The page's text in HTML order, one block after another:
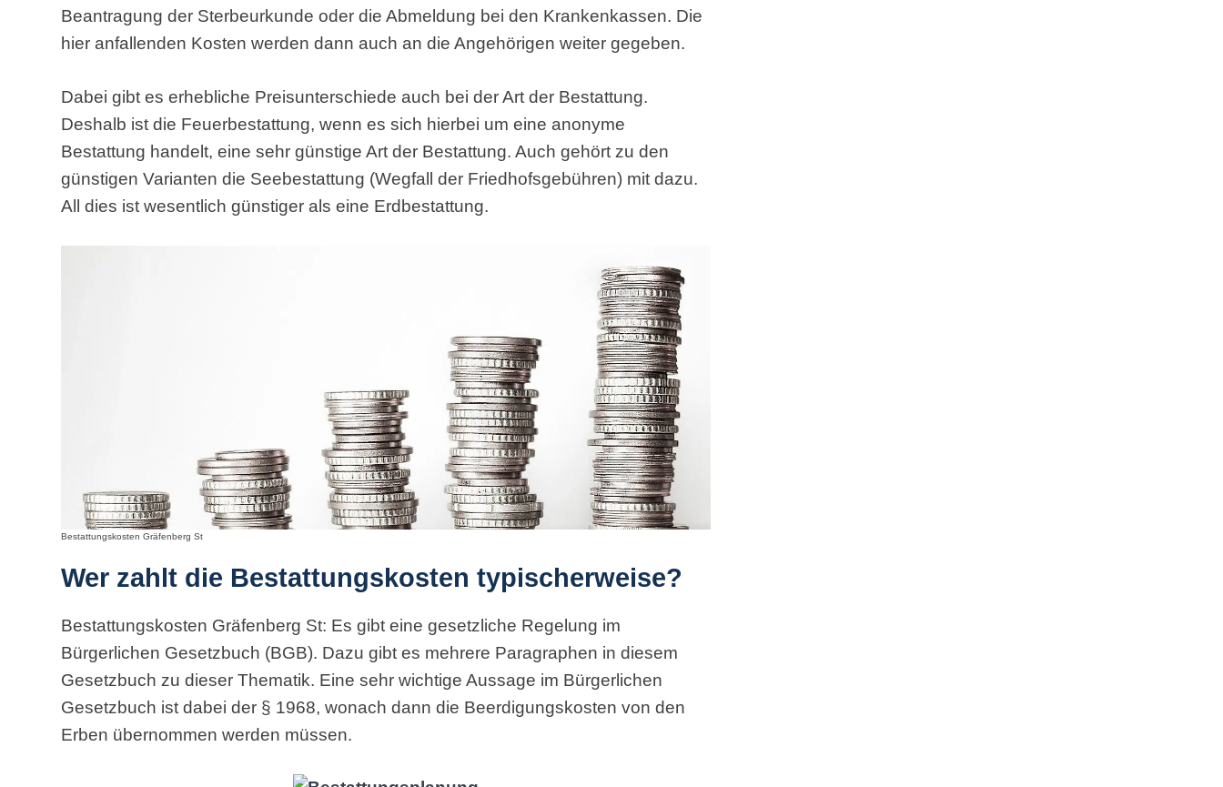
Beantragung der Sterbeurkunde oder die Abmeldung bei den Krankenkassen. Die
hier anfallenden Kosten werden dann auch an die Angehörigen weiter gegeben.
Dabei gibt es erhebliche Preisunterschiede auch bei der Art der Bestattung.
Deshalb ist die Feuerbestattung, wenn es sich hierbei um eine anonyme
Bestattung handelt, eine sehr günstige Art der Bestattung. Auch gehört zu den
günstigen Varianten die Seebestattung (Wegfall der Friedhofsgebühren) mit dazu.
All dies ist wesentlich günstiger als eine Erdbestattung.
Bestattungskosten Gräfenberg St
Wer zahlt die Bestattungskosten typischerweise?
Bestattungskosten Gräfenberg St: Es gibt eine gesetzliche Regelung im
Bürgerlichen Gesetzbuch (BGB). Dazu gibt es mehrere Paragraphen in diesem
Gesetzbuch zu dieser Thematik. Eine sehr wichtige Aussage im Bürgerlichen
Gesetzbuch ist dabei der § 1968, wonach dann die Beerdigungskosten von den
Erben übernommen werden müssen.